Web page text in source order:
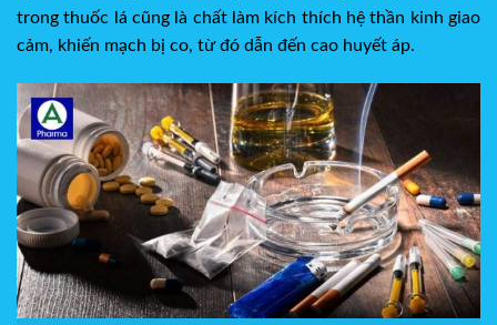
trong thuốc lá cũng là chất làm kích thích hệ thần kinh giao
cảm, khiến mạch bị co, từ đó dẫn đến cao huyết áp.